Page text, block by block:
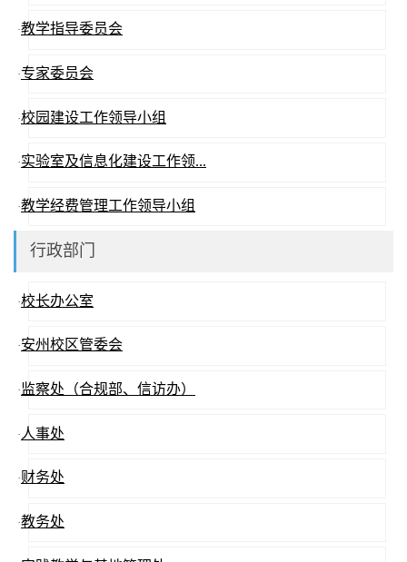
·教学指导委员会
·专家委员会
·校园建设工作领导小组
·实验室及信息化建设工作领...
·教学经费管理工作领导小组
行政部门
·校长办公室
·安州校区管委会
· 监察处（合规部、信访办）
· 人事处
·财务处
·教务处